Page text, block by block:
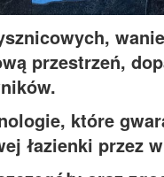
przestrzeń,
które
łazienki przez